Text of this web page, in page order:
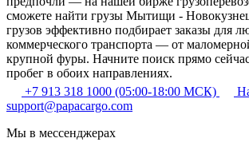
сможете найти грузы Мытищи -
грузов эффективно подбирает заказы для
коммерческого транспорта — от
крупной фуры. Начните поиск прямо
пробег в обоих направлениях.
+7 913 318 1000 (05:00-18:00 МСК)
support@papacargo.com
Мы в мессенджерах